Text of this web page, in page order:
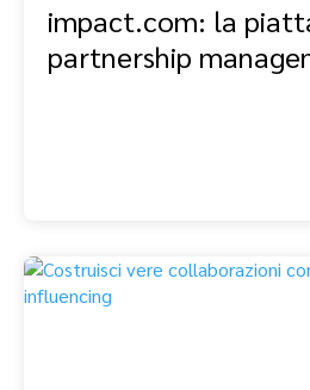
impact.com: la
partnership